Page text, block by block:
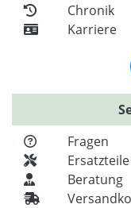
Chronik
Karriere
Fragen
Beratung